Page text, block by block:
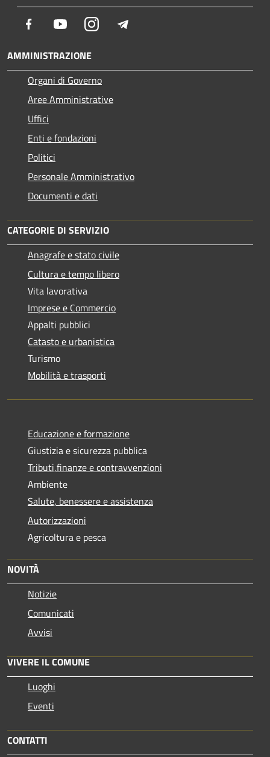
Facebook YoutubeInstagram
AMMINISTRAZIONE
Organi di Governo
Aree Amministrative
Uffici
Enti e fondazioni
Politici
Personale Amministrativo
Documenti e dati
CATEGORIE DI SERVIZIO
Anagrafe e stato civile
Cultura e tempo libero
Vita lavorativa
Imprese e Commercio
Appalti pubblici
Catasto e urbanistica
Turismo
Mobilità e trasporti
Educazione e formazione
Giustizia e sicurezza pubblica
Tributi,finanze e contravvenzioni
Ambiente
Salute, benessere e assistenza
Autorizzazioni
Agricoltura e pesca
NOVITÀ
Notizie
Comunicati
Avvisi
VIVERE IL COMUNE
Luoghi
Eventi
CONTATTI